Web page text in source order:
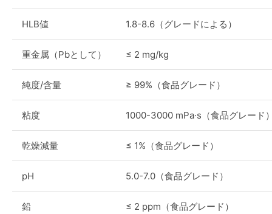
HLB値 1.8-8.6（グレードによる）
重金属（Pbとして） ≤ 2 mg/kg
純度/含量 ≥ 99%（食品グレード）
粘度 1000-3000 mPa·s（食品グレード
乾燥減量 ≤ 1%（食品グレード）
pH 5.0-7.0（食品グレード）
鉛 ≤ 2 ppm（食品グレード）